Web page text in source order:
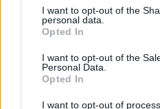
not limited to your visit or
grant or deny consent to
use your data for below
consent section.
I want to opt-out of the
personal data.
Opted In
I want to opt-out of the
Personal Data.
Opted In
I want to opt-out of
„Egyenlő a poklok
StencingerNorbert•
A 20. honvéd
Gabriele védelmében
1917 szeptemberében és